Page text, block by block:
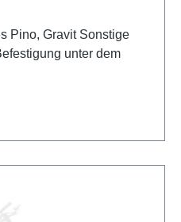
Gravit Sonstige
unter dem